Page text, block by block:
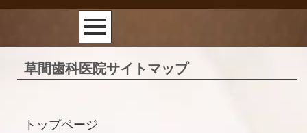
草間歯科医院サイトマップ
トップページ